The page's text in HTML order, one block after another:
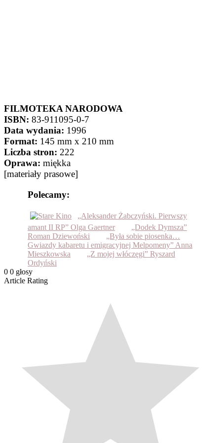
FILMOTEKA NARODOWA
ISBN: 83-911095-0-7
Data wydania: 1996
Format: 145 mm x 210 mm
Liczba stron: 222
Oprawa: miękka
[materiały prasowe]
Polecamy:
„Aleksander Żabczyński. Pierwszy
amant II RP” Olga Gaertner
„Dodek Dymsza”
Roman Dziewoński
„Była sobie piosenka…
Gwiazdy kabaretu i emigracyjnej Melpomeny” Anna
Mieszkowska
„Z mojej włóczęgi” Ryszard
Ordyński
0 0 głosy
Article Rating